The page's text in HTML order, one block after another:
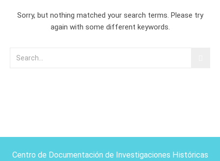
Sorry, but nothing matched your search terms. Please try
again with some different keywords.
Centro de Documentación de Investigaciones Históricas